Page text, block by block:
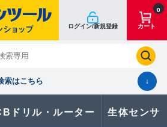
ログイン/新規登録
0
カート
索はこちら ↓
ドリル・ルーター 生体センサ
イックオーダー 購入履歴
寸法単位 [mm]
寸法単位 [mm]